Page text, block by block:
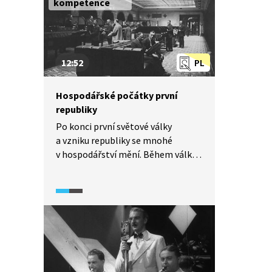
moderní meziválečné architektury
s důrazem na sociální aspekty
bydlení. Svou vizi Tomáš Baťa
úspěšně vyvážel do celého světa.
kompetence
PL
12:52
Hospodářské počátky první
republiky
Po konci první světové války
a vzniku republiky se mnohé
v hospodářství mění. Během války
v Československu dostávají volební
právo. Nový stát přijímá celou řadu
zákonů, např. zavádí
osmihodinovou pracovní dobu,
podporu v nezaměstnanosti
a úrazové pojištění. Pro mnoho